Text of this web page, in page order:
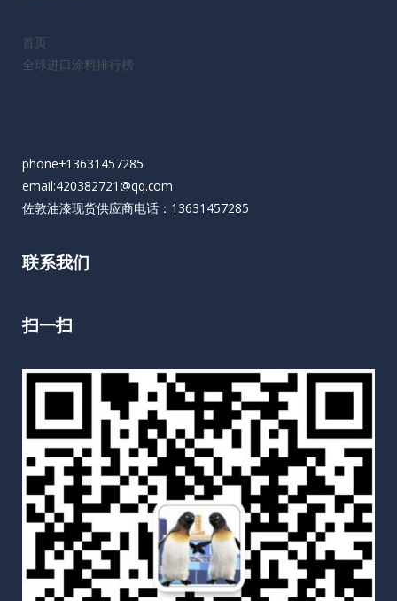
首页
全球进口涂料排行榜
phone+13631457285
email:420382721@qq.com
佐敦油漆现货供应商电话：13631457285
联系我们
扫一扫